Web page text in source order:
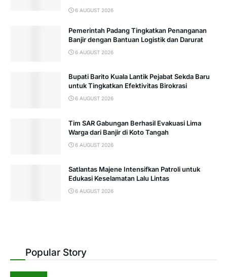
6 AUGUST 2026
Pemerintah Padang Tingkatkan Penanganan
Banjir dengan Bantuan Logistik dan Darurat
6 AUGUST 2026
Bupati Barito Kuala Lantik Pejabat Sekda Baru
untuk Tingkatkan Efektivitas Birokrasi
6 AUGUST 2026
Tim SAR Gabungan Berhasil Evakuasi Lima
Warga dari Banjir di Koto Tangah
6 AUGUST 2026
Satlantas Majene Intensifkan Patroli untuk
Edukasi Keselamatan Lalu Lintas
6 AUGUST 2026
Popular Story